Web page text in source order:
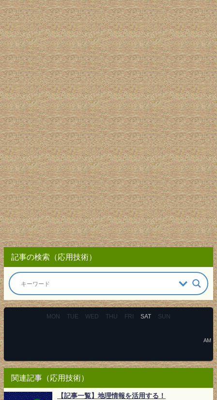
記事の検索（応用技術）
MON TUE WED THU FRI SAT SUN
AM
関連記事（応用技術）
【記事一覧】地理情報を活用する！